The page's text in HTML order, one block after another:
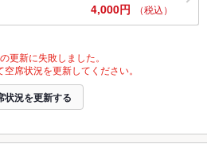
4,000円 （税込）
更新に失敗しました。
席状況を更新してください。
状況を更新する